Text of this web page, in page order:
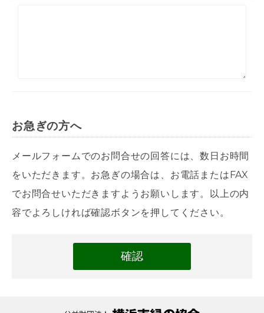
お急ぎの方へ
メールフォームでのお問合せの回答には、数日お時間
をいただきます。お急ぎの場合は、お電話またはFAX
でお問合せいただきますようお願いします。以上の内
容でよろしければ確認ボタンを押してください。